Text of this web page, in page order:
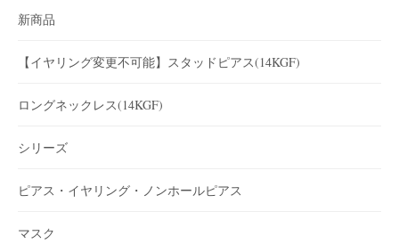
新商品
【イヤリング変更不可能】スタッドピアス(14KGF)
ロングネックレス(14KGF)
シリーズ
ピアス・イヤリング・ノンホールピアス
マスク